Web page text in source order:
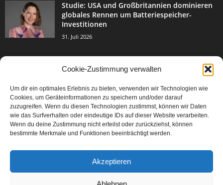
Cookie-Zustimmung verwalten
Um dir ein optimales Erlebnis zu bieten, verwenden wir Technologien wie
Cookies, um Geräteinformationen zu speichern und/oder darauf
zuzugreifen. Wenn du diesen Technologien zustimmst, können wir Daten
wie das Surfverhalten oder eindeutige IDs auf dieser Website verarbeiten.
Wenn du deine Zustimmung nicht erteilst oder zurückziehst, können
bestimmte Merkmale und Funktionen beeinträchtigt werden.
Akzeptieren
Studie: USA und Großbritannien dominieren
globales Rennen um Batteriespeicher-
Investitionen
31. Juli 2026
Events & Success 3004
Breaking News 2067
Aktuelles
Featured Article
Karriere 567